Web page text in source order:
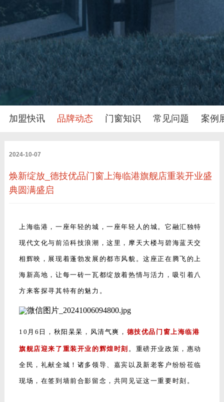
加盟快讯 品牌动态 门窗知识 常见问题 案例
2024-10-07
焕新绽放_德技优品门窗上海临港旗舰店重装开业盛
典圆满盛启
上海临港，一座年轻的城，一座年轻人的城。它融汇独特
现代文化与前沿科技浪潮，这里，摩天大楼与碧海蓝天交
相辉映，展现着蓬勃发展的都市风貌。这座正在腾飞的上
海新高地，让每一砖一瓦都绽放着热情与活力，吸引着八
方来客探寻其特有的魅力。
10月6日，秋阳杲杲，风清气爽， 德技优品门窗上海临港
旗舰店迎来了重装开业的辉煌时刻 。 重磅开业政策，惠动
全民，礼献全城！诸多领导、嘉宾以及新老客户纷纷莅临
现场，在签到墙前合影留念，共同见证这一重要时刻。